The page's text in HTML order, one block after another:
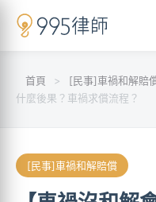
首頁 > [民事]車禍和解賠
什麼後果？車禍求償流程？
[民事]車禍和解賠償